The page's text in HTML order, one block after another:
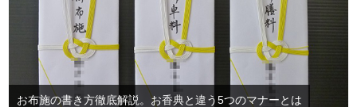
お布施の書き方徹底解説。お香典と違う5つのマナーとは